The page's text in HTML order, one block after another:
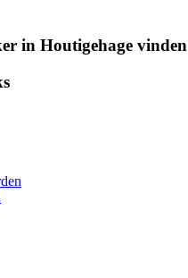
in Houtigehage vinden